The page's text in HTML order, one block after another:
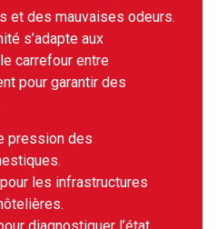
et des mauvaises odeurs.
s’adapte aux
carrefour entre
pour garantir des
pression des
les infrastructures